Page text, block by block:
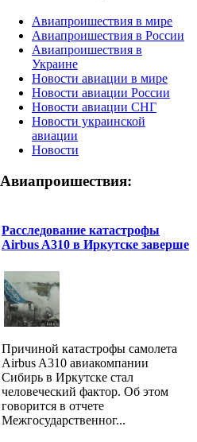
Авиапроишествия в мире
Авиапроишествия в России
Авиапроишествия в
Украине
Новости авиации в мире
Новости авиации России
Новости авиации СНГ
Новости украинской
авиации
Новости
Авиапроишествия:
Расследование катастрофы
Airbus A310 в Иркутске заверше
Причиной катастрофы самолета
Airbus A310 авиакомпании
Сибирь в Иркутске стал
человеческий фактор. Об этом
говорится в отчете
Межгосударственног...